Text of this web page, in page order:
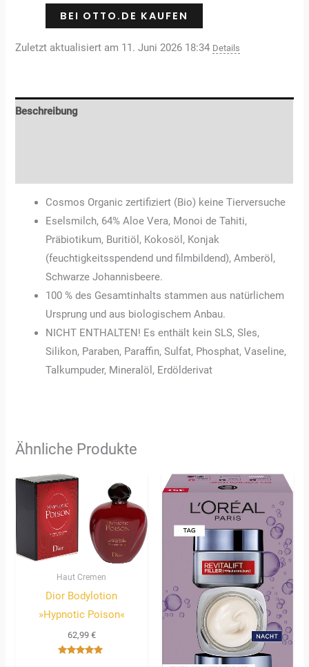
BEI OTTO.DE KAUFEN
Zuletzt aktualisiert am 11. Juni 2026 18:34 Details
Beschreibung
Cosmos Organic zertifiziert (Bio) keine Tierversuche
Eselsmilch, 64% Aloe Vera, Monoi de Tahiti,
Präbiotikum, Buritiöl, Kokosöl, Konjak
(feuchtigkeitsspendend und filmbildend), Amberöl,
Schwarze Johannisbeere.
100 % des Gesamtinhalts stammen aus natürlichem
Ursprung und aus biologischem Anbau.
NICHT ENTHALTEN! Es enthält kein SLS, Sles,
Silikon, Paraben, Paraffin, Sulfat, Phosphat, Vaseline,
Talkumpuder, Mineralöl, Erdölderivat
Ähnliche Produkte
Haut Cremen
Dior Bodylotion
»Hypnotic Poison«
62,99 €